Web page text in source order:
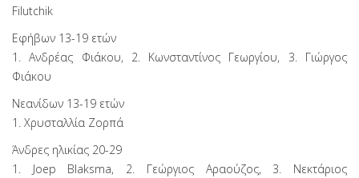
Filutchik
Εφήβων 13-19 ετών
1. Ανδρέας Φιάκου, 2. Κωνσταντίνος Γεωργίου, 3. Γιώργος
Φιάκου
Νεανίδων 13-19 ετών
1. Χρυσταλλία Ζορπά
Άνδρες ηλικίας 20-29
1. Joep Blaksma, 2. Γεώργιος Αραούζος, 3. Νεκτάριος